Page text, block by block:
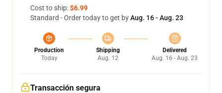
Cost to ship:$6.99
Standard - Order today to get byAug. 16 - Aug. 23
Production
Today
Shipping
Aug. 12
Delivered
Aug. 16 - Aug. 23
Transacción segura